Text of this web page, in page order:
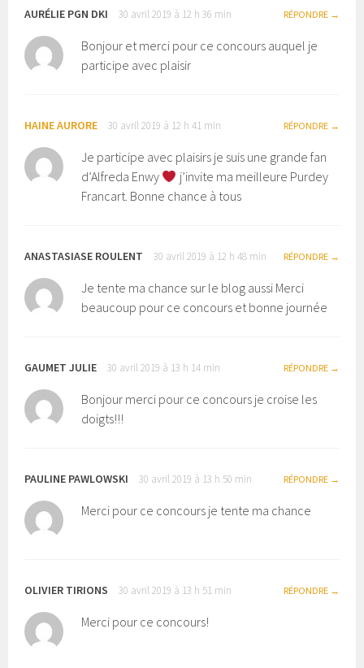
AURÉLIE PGN DKI 30 avril 2019 à 12 h 36 min RÉPONDRE
Bonjour et merci pour ce concours auquel je
participe avec plaisir
HAINE AURORE 30 avril 2019 à 12 h 41 min RÉPONDRE
Je participe avec plaisirs je suis une grande fan
d’Alfreda Enwy
j’invite ma meilleure Purdey
Francart. Bonne chance à tous
ANASTASIASE ROULENT 30 avril 2019 à 12 h 48 min RÉPONDRE
Je tente ma chance sur le blog aussi Merci
beaucoup pour ce concours et bonne journée
GAUMET JULIE 30 avril 2019 à 13 h 14 min RÉPONDRE
Bonjour merci pour ce concours je croise les
doigts!!!
PAULINE PAWLOWSKI 30 avril 2019 à 13 h 50 min RÉPONDRE
Merci pour ce concours je tente ma chance
OLIVIER TIRIONS 30 avril 2019 à 13 h 51 min RÉPONDRE
Merci pour ce concours!